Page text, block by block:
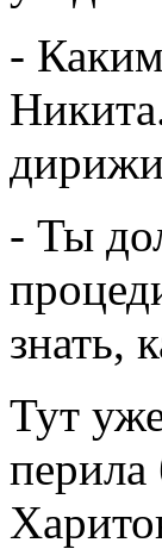
-
- Ты
знать,
Тут
перила